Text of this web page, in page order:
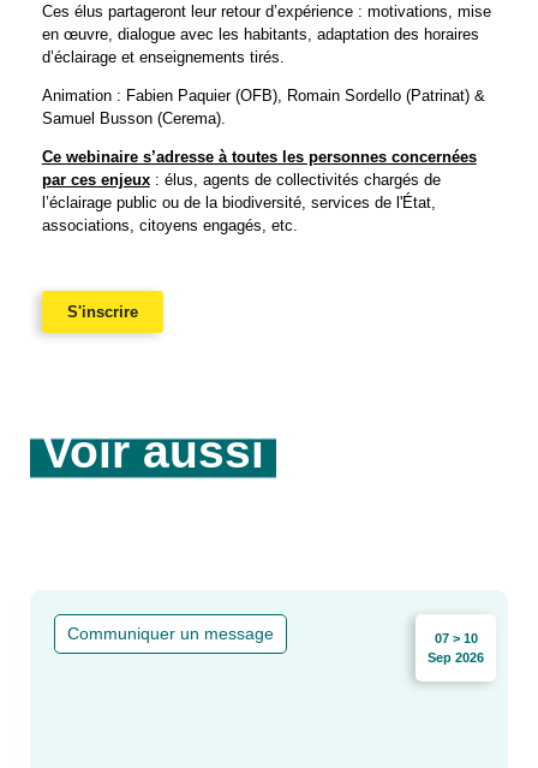
Ces élus partageront leur retour d’expérience : motivations, mise
en œuvre, dialogue avec les habitants, adaptation des horaires
d’éclairage et enseignements tirés.
Animation : Fabien Paquier (OFB), Romain Sordello (Patrinat) &
Samuel Busson (Cerema).
Ce webinaire s’adresse à toutes les personnes concernées
par ces enjeux : élus, agents de collectivités chargés de
l’éclairage public ou de la biodiversité, services de l'État,
associations, citoyens engagés, etc.
S'inscrire
Voir aussi
Communiquer un message
07 > 10
Sep 2026